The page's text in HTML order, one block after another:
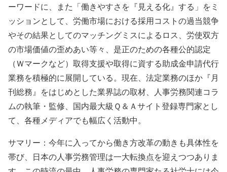
ーワードに、また「働きやすさを『見える化』する」をミ
ッションとして、労働市場における採用コストの過当競争
やその結果としてのマッチングミスによるロス、労使双方
の市場価値の歪めあい等々、是正のための各種公的認定
（Ｗマークなど）取得支援や取得に資する助成金申請代行
業務を積極的に展開している。現在、法定業務のほか『月
刊総務』をはじめとした業界誌の取材、人事労務関連コラ
ムの執筆・監修、国内最大級Ｑ＆Ａサイト登録専門家とし
て、各種メディアでも幅広く活動中。
サマリー：今年に入ってから働き方改革の動きも具体性を
帯び、日本の人事労務管理は一大転換点を迎えつつありま